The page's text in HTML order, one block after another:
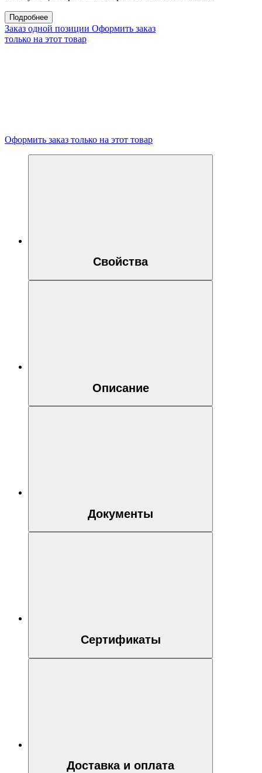
Подробнее
Заказ одной позиции Оформить заказ
только на этот товар
Оформить заказ только на этот товар
Свойства
Описание
Документы
Сертификаты
Доставка и оплата